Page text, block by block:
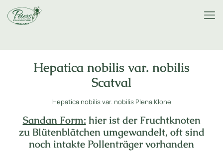
Hepatica nobilis var. nobilis
Scatval
Hepatica nobilis var. nobilis Plena Klone
Sandan Form: hier ist der Fruchtknoten
zu Blütenblätchen umgewandelt, oft sind
noch intakte Pollenträger vorhanden